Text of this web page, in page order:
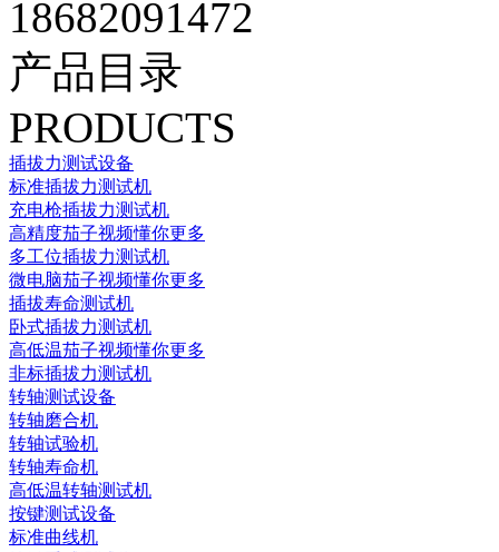
18682091472
产品目录
PRODUCTS
插拔力测试设备
标准插拔力测试机
充电枪插拔力测试机
高精度茄子视频懂你更多
多工位插拔力测试机
微电脑茄子视频懂你更多
插拔寿命测试机
卧式插拔力测试机
高低温茄子视频懂你更多
非标插拔力测试机
转轴测试设备
转轴磨合机
转轴试验机
转轴寿命机
高低温转轴测试机
按键测试设备
标准曲线机